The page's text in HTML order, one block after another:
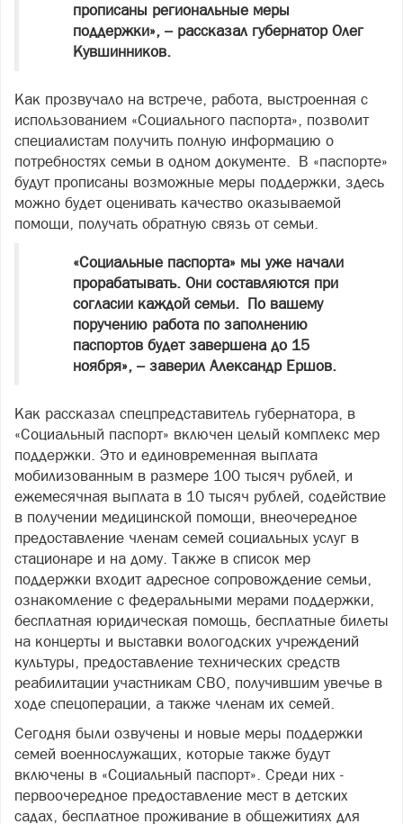
прописаны региональные меры
поддержки», – рассказал губернатор Олег
Кувшинников.
Как прозвучало на встрече, работа, выстроенная с
использованием «Социального паспорта», позволит
специалистам получить полную информацию о
потребностях семьи в одном документе. В «паспорте»
будут прописаны возможные меры поддержки, здесь
можно будет оценивать качество оказываемой
помощи, получать обратную связь от семьи.
«Социальные паспорта» мы уже начали
прорабатывать. Они составляются при
согласии каждой семьи. По вашему
поручению работа по заполнению
паспортов будет завершена до 15
ноября», – заверил Александр Ершов.
Как рассказал спецпредставитель губернатора, в
«Социальный паспорт» включен целый комплекс мер
поддержки. Это и единовременная выплата
мобилизованным в размере 100 тысяч рублей, и
ежемесячная выплата в 10 тысяч рублей, содействие
в получении медицинской помощи, внеочередное
предоставление членам семей социальных услуг в
стационаре и на дому. Также в список мер
поддержки входит адресное сопровождение семьи,
ознакомление с федеральными мерами поддержки,
бесплатная юридическая помощь, бесплатные билеты
на концерты и выставки вологодских учреждений
культуры, предоставление технических средств
реабилитации участникам СВО, получившим увечье в
ходе спецоперации, а также членам их семей.
Сегодня были озвучены и новые меры поддержки
семей военнослужащих, которые также будут
включены в «Социальный паспорт». Среди них -
первоочередное предоставление мест в детских
садах, бесплатное проживание в общежитиях для